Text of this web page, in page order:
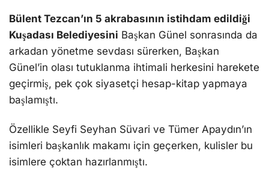
Bülent Tezcan’ın 5 akrabasının istihdam edildiği
Kuşadası Belediyesini Başkan Günel sonrasında da
arkadan yönetme sevdası sürerken, Başkan
Günel’in olası tutuklanma ihtimali herkesini harekete
geçirmiş, pek çok siyasetçi hesap-kitap yapmaya
başlamıştı.
Özellikle Seyfi Seyhan Süvari ve Tümer Apaydın’ın
isimleri başkanlık makamı için geçerken, kulisler bu
isimlere çoktan hazırlanmıştı.